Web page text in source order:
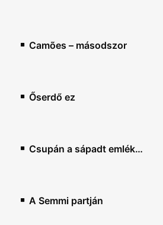
Camões – másodszor
Őserdő ez
Csupán a sápadt emlék…
A Semmi partján